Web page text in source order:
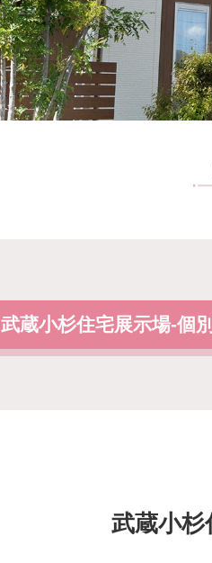
武蔵小杉住宅展示場-個
武蔵小